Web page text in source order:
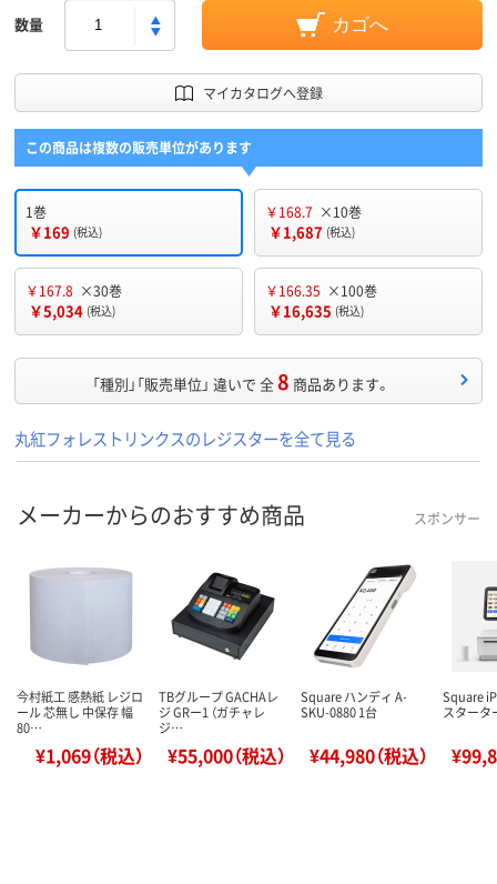
数量 カゴへ
マイカタログへ登録
この商品は複数の販売単位があります
1巻
￥169 (税込)
￥168.7 ×10巻
￥1,687 (税込)
￥167.8 ×30巻
￥5,034 (税込)
￥166.35 ×100巻
￥16,635 (税込)
「種別」「販売単位」 違いで 全8 商品あります。
丸紅フォレストリンクスのレジスターを全て見る
メーカーからのおすすめ商品 スポンサー
今村紙工 感熱紙 レジロ
ール 芯無し 中保存 幅
80…
¥1,069（税込）
TBグループ GACHAレ
ジ GRー1 （ガチャレ
ジ…
¥55,000（税込）
Square ハンディ A-
SKU-0880 1台
¥44,980（税込）
Square
スター